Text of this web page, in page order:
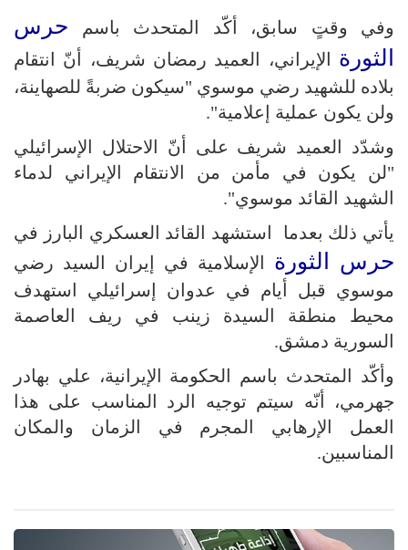
وفي وقتٍ سابق، أكّد المتحدث باسم حرس
الثورة الإيراني، العميد رمضان شريف، أنّ انتقام
بلاده للشهيد رضي موسوي "سيكون ضربةً للصهاينة،
ولن يكون عملية إعلامية".
وشدّد العميد شريف على أنّ الاحتلال الإسرائيلي
"لن يكون في مأمن من الانتقام الإيراني لدماء
الشهيد القائد موسوي".
يأتي ذلك بعدما استشهد القائد العسكري البارز في
حرس الثورة الإسلامية في إيران السيد رضي
موسوي قبل أيام في عدوان إسرائيلي استهدف
محيط منطقة السيدة زينب في ريف العاصمة
السورية دمشق.
وأكّد المتحدث باسم الحكومة الإيرانية، علي بهادر
جهرمي، أنّه سيتم توجيه الرد المناسب على هذا
العمل الإرهابي المجرم في الزمان والمكان
المناسبين.